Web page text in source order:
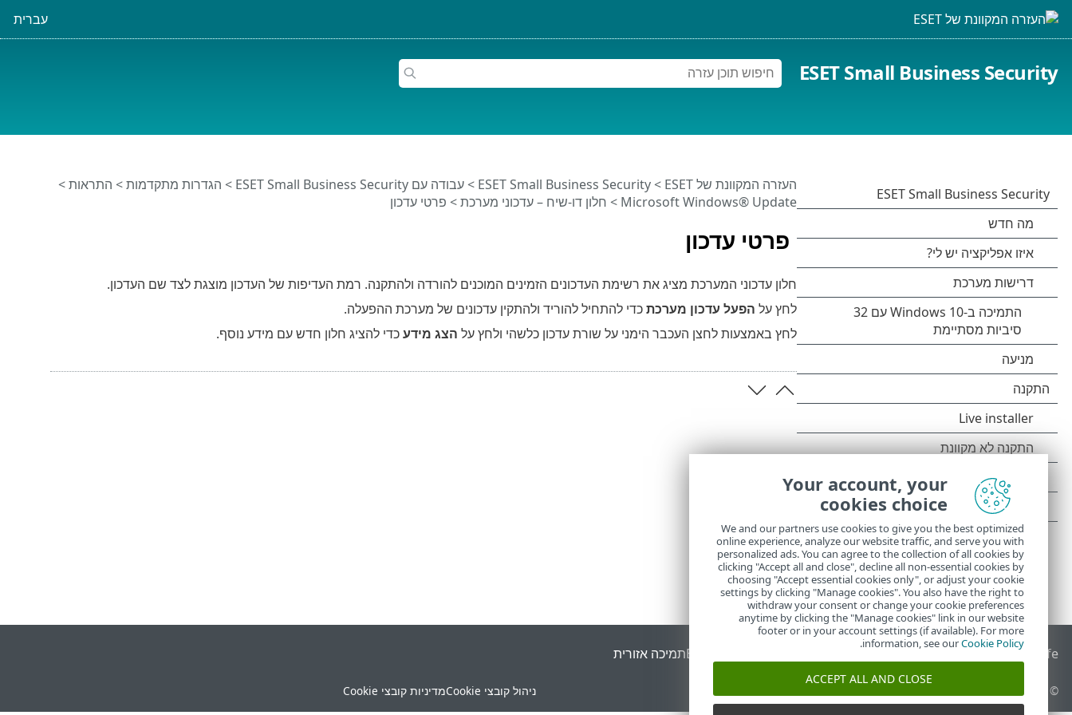
עברית
ESET Small Business Security
פרטי עדכון
העזרה המקוונת של ESET >
ESET Small Business Security
>עבודה עם ESET Small Business Security > הגדרות מתקדמות> התראות>
Microsoft Windows® Update
> חלון דו-שיח – עדכוני מערכת> פרטי עדכון
חלון עדכוני המערכת מציג את רשימת העדכונים הזמינים המוכנים להורדה ולהתקנה. רמת העדיפות של העדכון מוצגת לצד שם העדכון.
לחץ על הפעל עדכון מערכתכדי להתחיל להוריד ולהתקין עדכונים של מערכת ההפעלה.
לחץ באמצעות לחצן העכבר הימני על שורת עדכון כלשהי ולחץ על הצג מידעכדי להציג חלון חדש עם מידע נוסף.
End of Life מאגר הידע של ESET ESET Status Portalתמיכה אזורית
© 1992 - 2026 ESET, spol. s r.o.‎ - כל הזכויות שמורות. ניהול קובצי Cookie מדיניות קובצי Cookie
Your account, your
cookies choice
We and our partners use cookies to give you the best optimized
online experience, analyze our website traffic, and serve you with
personalized ads. You can agree to the collection of all cookies by
clicking "Accept all and close", decline all non-essential cookies by
choosing "Accept essential cookies only", or adjust your cookie
settings by clicking "Manage cookies". You also have the right to
withdraw your consent or change your cookie preferences
anytime by clicking the "Manage cookies" link in our website
footer or in your account settings (if available). For more
information, see ourCookie Policy
.
ACCEPT ALL AND CLOSE